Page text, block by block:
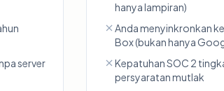
server
hanya lampiran)
Anda menyinkronkan
Box (bukan hanya
Kepatuhan SOC 2
persyaratan mutlak